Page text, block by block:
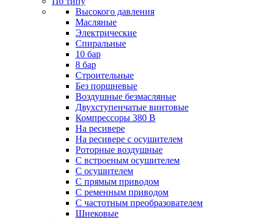
Высокого давления
Масляные
Электрические
Спиральные
10 бар
8 бар
Cтроительные
Без поршневые
Воздушные безмасляные
Двухступенчатые винтовые
Компрессоры 380 В
На ресивере
На ресивере с осушителем
Роторные воздушные
С встроеным осушителем
С осушителем
С прямым приводом
С ременным приводом
С частотным преобразователем
Шнековые